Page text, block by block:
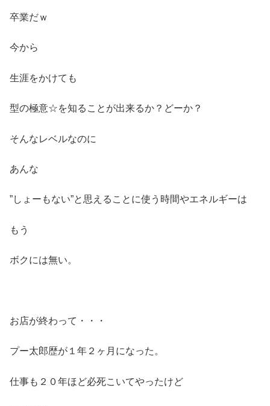
卒業だｗ
今から
生涯をかけても
型の極意☆を知ることが出来るか？どーか？
そんなレベルなのに
あんな
”しょーもない”と思えることに使う時間やエネルギーは
もう
ボクには無い。
お店が終わって・・・
プー太郎歴が１年２ヶ月になった。
仕事も２０年ほど必死こいてやったけど